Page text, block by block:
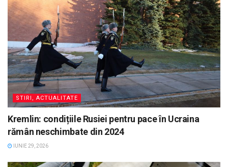
STIRI, ACTUALITATE
Kremlin: condițiile Rusiei pentru pace în Ucraina
rămân neschimbate din 2024
IUNIE 29, 2026